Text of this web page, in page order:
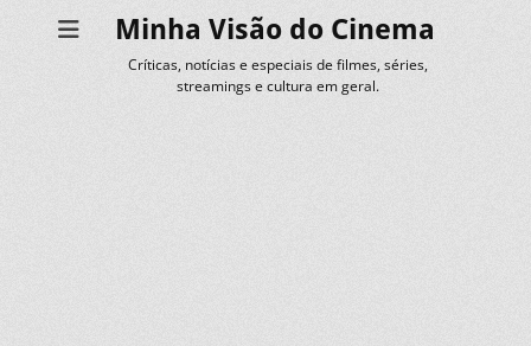
Minha Visão do Cinema
Críticas, notícias e especiais de filmes, séries,
streamings e cultura em geral.